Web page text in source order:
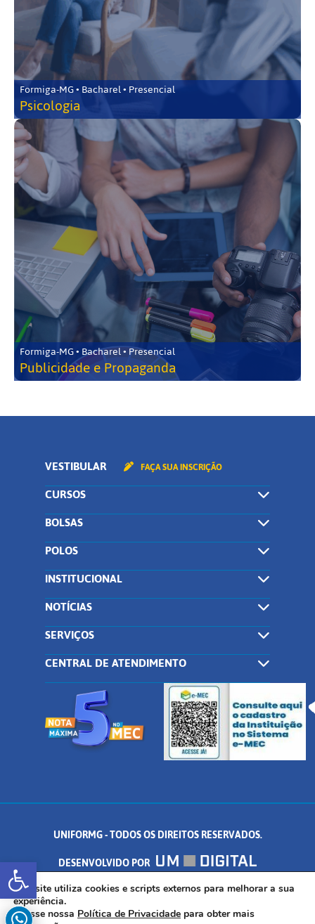
Abrir a barra de ferramentas
Formiga-MG • Bacharel • Presencial
Psicologia
Formiga-MG • Bacharel • Presencial
Publicidade e Propaganda
VESTIBULAR FAÇA SUA INSCRIÇÃO
CURSOS
BOLSAS
POLOS
INSTITUCIONAL
NOTÍCIAS
SERVIÇOS
CENTRAL DE ATENDIMENTO
UNIFORMG - TODOS OS DIREITOS RESERVADOS.
DESENVOLVIDO POR
AV. DR. ARNALDO DE SENNA, 328 - PALMEIRAS, FORMIGA/MG - CEP:
35.574.530
Este site utiliza cookies e scripts externos para melhorar a sua
experiência.
Acesse nossa Política de Privacidade para obter mais